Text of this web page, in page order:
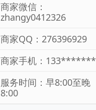
商家微信：
zhangy0412326
商家QQ：276396929
商家手机：133*******
服务时间：早8:00至晚
8:00